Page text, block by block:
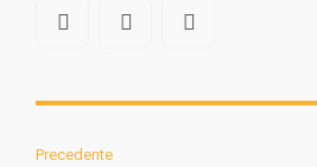
Precedente